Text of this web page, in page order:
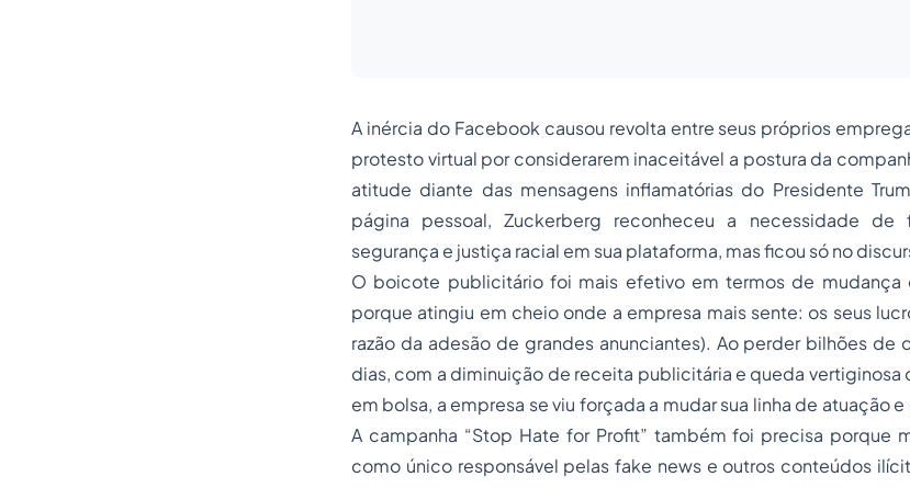
A inércia do Facebook causou revolta entre seus próprios
protesto virtual por considerarem inaceitável a postura da
atitude diante das mensagens inflamatórias do Presidente
página pessoal, Zuckerberg reconheceu a necessidade de
segurança e justiça racial em sua plataforma, mas ficou só no
O boicote publicitário foi mais efetivo em termos de mudança
porque atingiu em cheio onde a empresa mais sente: os seus
razão da adesão de grandes anunciantes). Ao perder bilhões de
dias, com a diminuição de receita publicitária e queda vertiginosa
em bolsa, a empresa se viu forçada a mudar sua linha de atuação
A campanha “Stop Hate for Profit” também foi precisa porque
como único responsável pelas fake news e outros conteúdos